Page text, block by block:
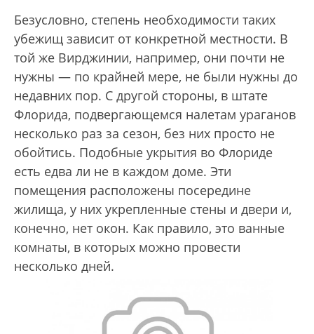
Безусловно, степень необходимости таких
убежищ зависит от конкретной местности. В
той же Вирджинии, например, они почти не
нужны — по крайней мере, не были нужны до
недавних пор. С другой стороны, в штате
Флорида, подвергающемся налетам ураганов
несколько раз за сезон, без них просто не
обойтись. Подобные укрытия во Флориде
есть едва ли не в каждом доме. Эти
помещения расположены посередине
жилища, у них укрепленные стены и двери и,
конечно, нет окон. Как правило, это ванные
комнаты, в которых можно провести
несколько дней.